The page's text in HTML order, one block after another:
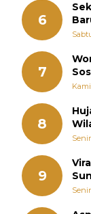
6
7
8
9